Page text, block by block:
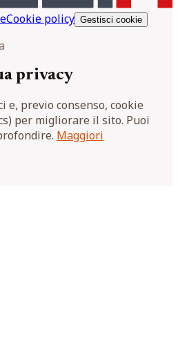
Cookie policy Gestisci cookie
privacy
e, previo consenso, cookie
per migliorare il sito. Puoi
Maggiori